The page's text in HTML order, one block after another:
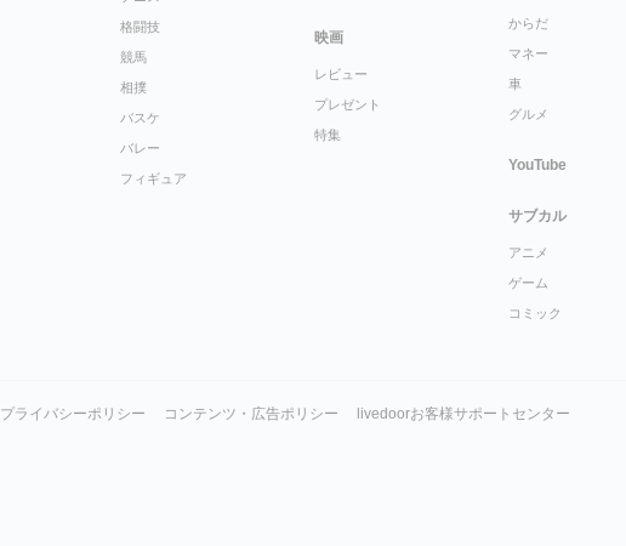
格闘技
競馬
相撲
バスケ
バレー
フィギュア
映画
レビュー
プレゼント
特集
からだ
マネー
車
グルメ
YouTube
サブカル
アニメ
ゲーム
コミック
プライバシーポリシー コンテンツ・広告ポリシー livedoorお客様サポートセンター